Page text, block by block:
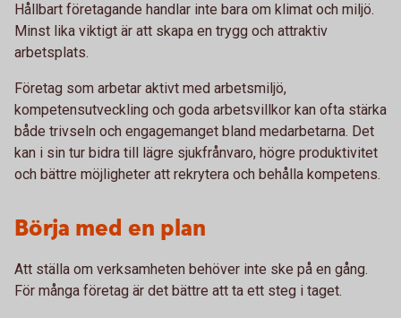
Hållbart företagande handlar inte bara om klimat och miljö.
Minst lika viktigt är att skapa en trygg och attraktiv
arbetsplats.
Företag som arbetar aktivt med arbetsmiljö,
kompetensutveckling och goda arbetsvillkor kan ofta stärka
både trivseln och engagemanget bland medarbetarna. Det
kan i sin tur bidra till lägre sjukfrånvaro, högre produktivitet
och bättre möjligheter att rekrytera och behålla kompetens.
Börja med en plan
Att ställa om verksamheten behöver inte ske på en gång.
För många företag är det bättre att ta ett steg i taget.